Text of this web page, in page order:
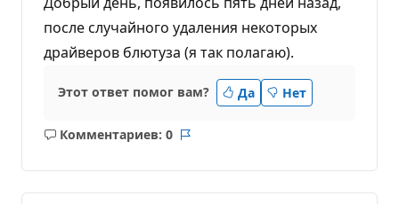
после случайного удаления некоторых
драйверов блютуза (я так полагаю).
Этот ответ помог вам? Да Нет
Комментариев: 0
Без